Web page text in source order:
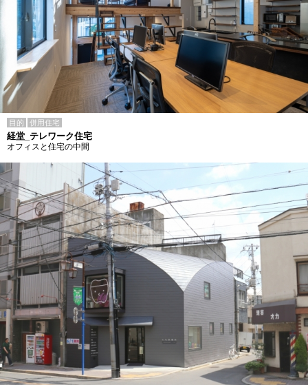
目的 併用住宅
経堂_テレワーク住宅
オフィスと住宅の中間